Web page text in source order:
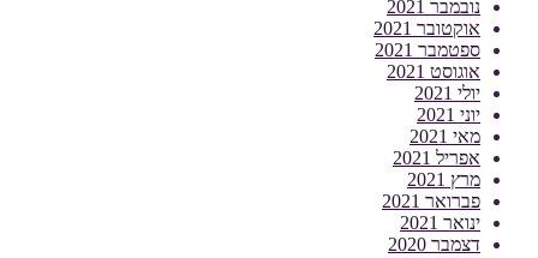
נובמבר 2021
אוקטובר 2021
ספטמבר 2021
אוגוסט 2021
יולי 2021
יוני 2021
מאי 2021
אפריל 2021
מרץ 2021
פברואר 2021
ינואר 2021
דצמבר 2020